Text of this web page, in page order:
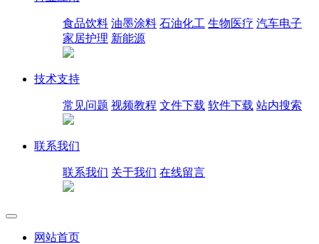
食品饮料 油墨涂料 石油化工 生物医疗 汽车电子
家居护理 新能源
技术支持
常见问题 视频教程 文件下载 软件下载 站内搜索
联系我们
联系我们 关于我们 在线留言
网站首页